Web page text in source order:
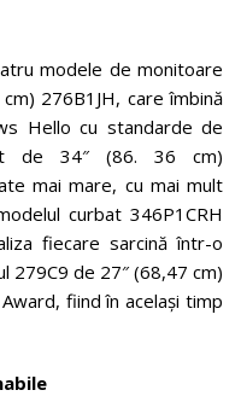
modele de monitoare
276B1JH, care îmbină
Hello cu standarde de
de 34″ (86. 36 cm)
mai mare, cu mai mult
curbat 346P1CRH
fiecare sarcină într-o
279C9 de 27″ (68,47 cm)
fiind în același timp